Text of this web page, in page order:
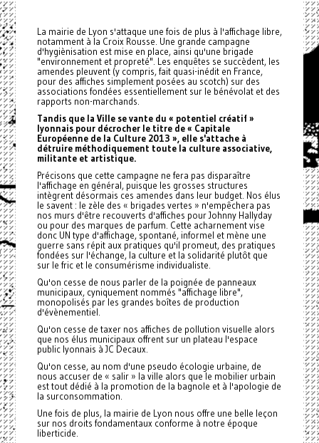
La mairie de Lyon s'attaque une fois de plus à l'affichage libre,
notamment à la Croix Rousse. Une grande campagne
d'hygiènisation est mise en place, ainsi qu'une brigade
"environnement et propreté". Les enquêtes se succèdent, les
amendes pleuvent (y compris, fait quasi-inédit en France,
pour des affiches simplement posées au scotch) sur des
associations fondées essentiellement sur le bénévolat et des
rapports non-marchands.
Tandis que la Ville se vante du « potentiel créatif »
lyonnais pour décrocher le titre de « Capitale
Européenne de la Culture 2013 », elle s'attache à
détruire méthodiquement toute la culture associative,
militante et artistique.
Précisons que cette campagne ne fera pas disparaître
l'affichage en général, puisque les grosses structures
intègrent désormais ces amendes dans leur budget. Nos élus
le savent : le zèle des « brigades vertes » n'empêchera pas
nos murs d'être recouverts d'affiches pour Johnny Hallyday
ou pour des marques de parfum. Cette acharnement vise
donc UN type d'affichage, spontané, informel et mène une
guerre sans répit aux pratiques qu'il promeut, des pratiques
fondées sur l'échange, la culture et la solidarité plutôt que
sur le fric et le consumérisme individualiste.
Qu'on cesse de nous parler de la poignée de panneaux
municipaux, cyniquement nommés "affichage libre",
monopolisés par les grandes boîtes de production
d'évènementiel.
Qu'on cesse de taxer nos affiches de pollution visuelle alors
que nos élus municipaux offrent sur un plateau l'espace
public lyonnais à JC Decaux.
Qu'on cesse, au nom d'une pseudo écologie urbaine, de
nous accuser de « salir » la ville alors que le mobilier urbain
est tout dédié à la promotion de la bagnole et à l'apologie de
la surconsommation.
Une fois de plus, la mairie de Lyon nous offre une belle leçon
sur nos droits fondamentaux conforme à notre époque
liberticide.